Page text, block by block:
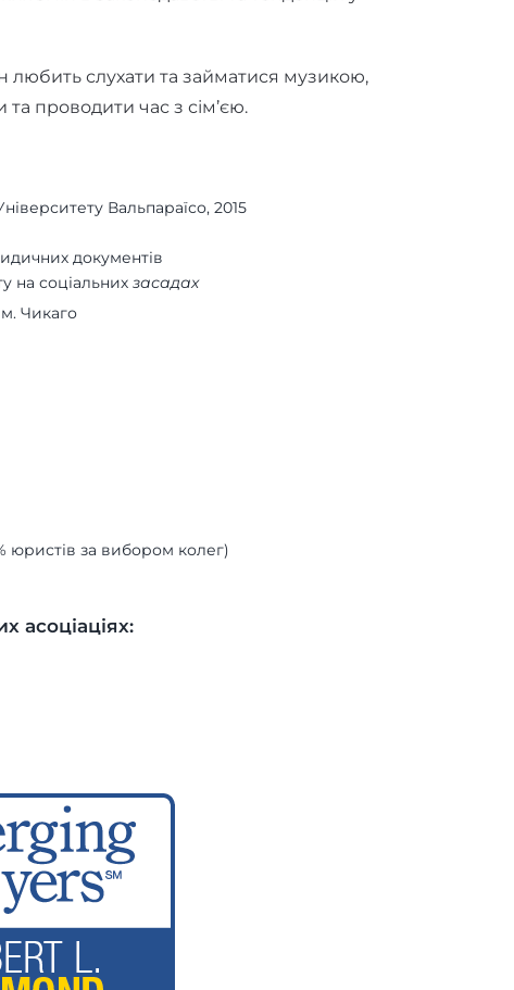
любить слухати та займатися музикою,
та проводити час з сім’єю.
Вальпараїсо, 2015
документів
на соціальних засадах
Чикаго
юристів за вибором колег)
асоціаціях: